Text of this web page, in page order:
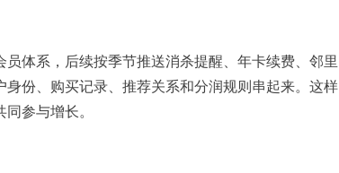
体系，后续按季节推送消杀提醒、年卡续费、邻里
身份、购买记录、推荐关系和分润规则串起来。这样
参与增长。